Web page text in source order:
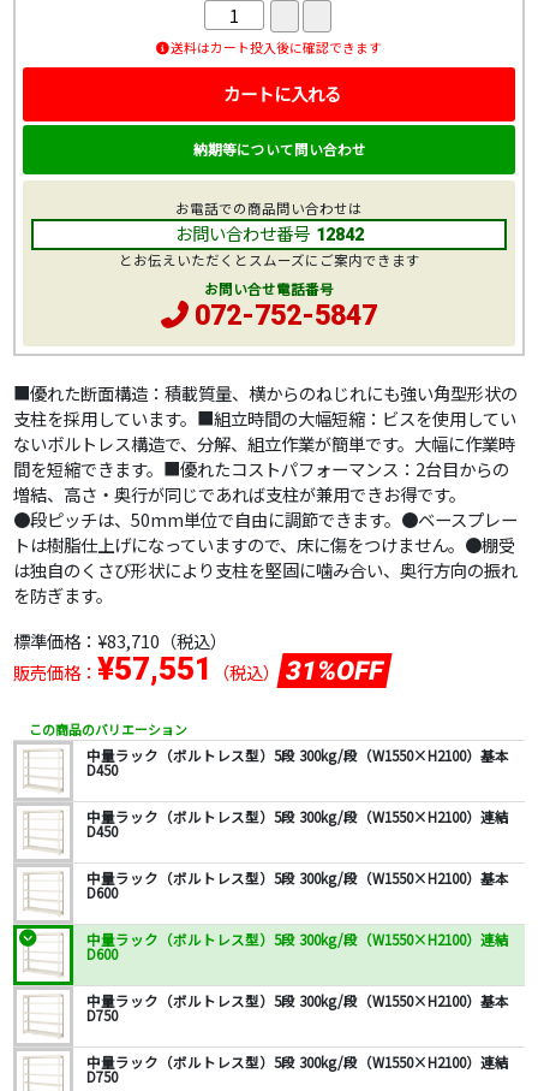
■優れた断面構造：積載質量、横からのねじれにも強い角型形状の
支柱を採用しています。■組立時間の大幅短縮：ビスを使用してい
ないボルトレス構造で、分解、組立作業が簡単です。大幅に作業時
間を短縮できます。■優れたコストパフォーマンス：2台目からの
増結、高さ・奥行が同じであれば支柱が兼用できお得です。
●段ピッチは、50mm単位で自由に調節できます。●ベースプレー
トは樹脂仕上げになっていますので、床に傷をつけません。●棚受
は独自のくさび形状により支柱を堅固に噛み合い、奥行方向の振れ
を防ぎます。
標準価格： ¥83,710 （税込）
販売価格： ¥57,551 （税込） 31%OFF
この商品のバリエーション
中量ラック（ボルトレス型）5段 300kg/段（W1550×H2100）基本
D450
中量ラック（ボルトレス型）5段 300kg/段（W1550×H2100）連結
D450
中量ラック（ボルトレス型）5段 300kg/段（W1550×H2100）基本
D600
中量ラック（ボルトレス型）5段 300kg/段（W1550×H2100）連結
D600
中量ラック（ボルトレス型）5段 300kg/段（W1550×H2100）基本
D750
中量ラック（ボルトレス型）5段 300kg/段（W1550×H2100）連結
D750
送料はカート投入後に確認できます
カートに入れる
納期等について問い合わせ
お電話での商品問い合わせは
お問い合わせ番号 12842
とお伝えいただくとスムーズにご案内できます
お問い合せ電話番号
072-752-5847